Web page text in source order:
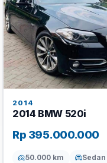
2014
2014 BMW 520i
Rp 395.000.000
50.000 km
Sedan